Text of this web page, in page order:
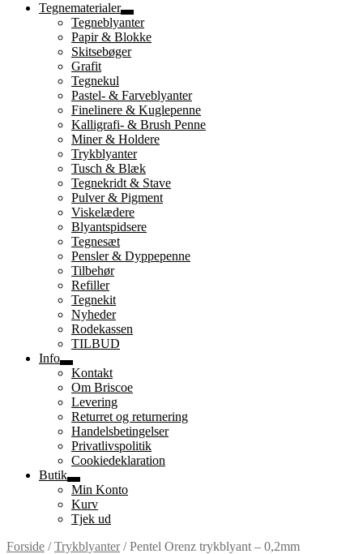
Tegnematerialer
Udfold
undermenu
Tegneblyanter
Papir & Blokke
Skitsebøger
Grafit
Tegnekul
Pastel- & Farveblyanter
Finelinere & Kuglepenne
Kalligrafi- & Brush Penne
Miner & Holdere
Trykblyanter
Tusch & Blæk
Tegnekridt & Stave
Pulver & Pigment
Viskelædere
Blyantspidsere
Tegnesæt
Pensler & Dyppepenne
Tilbehør
Refiller
Tegnekit
Nyheder
Rodekassen
TILBUD
Info
Udfold
undermenu
Kontakt
Om Briscoe
Levering
Returret og returnering
Handels­betingelser
Privatlivspolitik
Cookiedeklaration
Butik
Udfold
undermenu
Min Konto
Kurv
Tjek ud
Forside /Trykblyanter/Pentel Orenz trykblyant – 0,2mm